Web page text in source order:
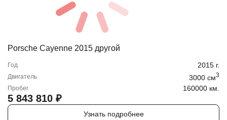
Porsche Cayenne 2015 другой
Год 2015 г.
Двигатель 3000 cм3
Пробег 160000 км.
5 843 810 ₽
Узнать подробнее